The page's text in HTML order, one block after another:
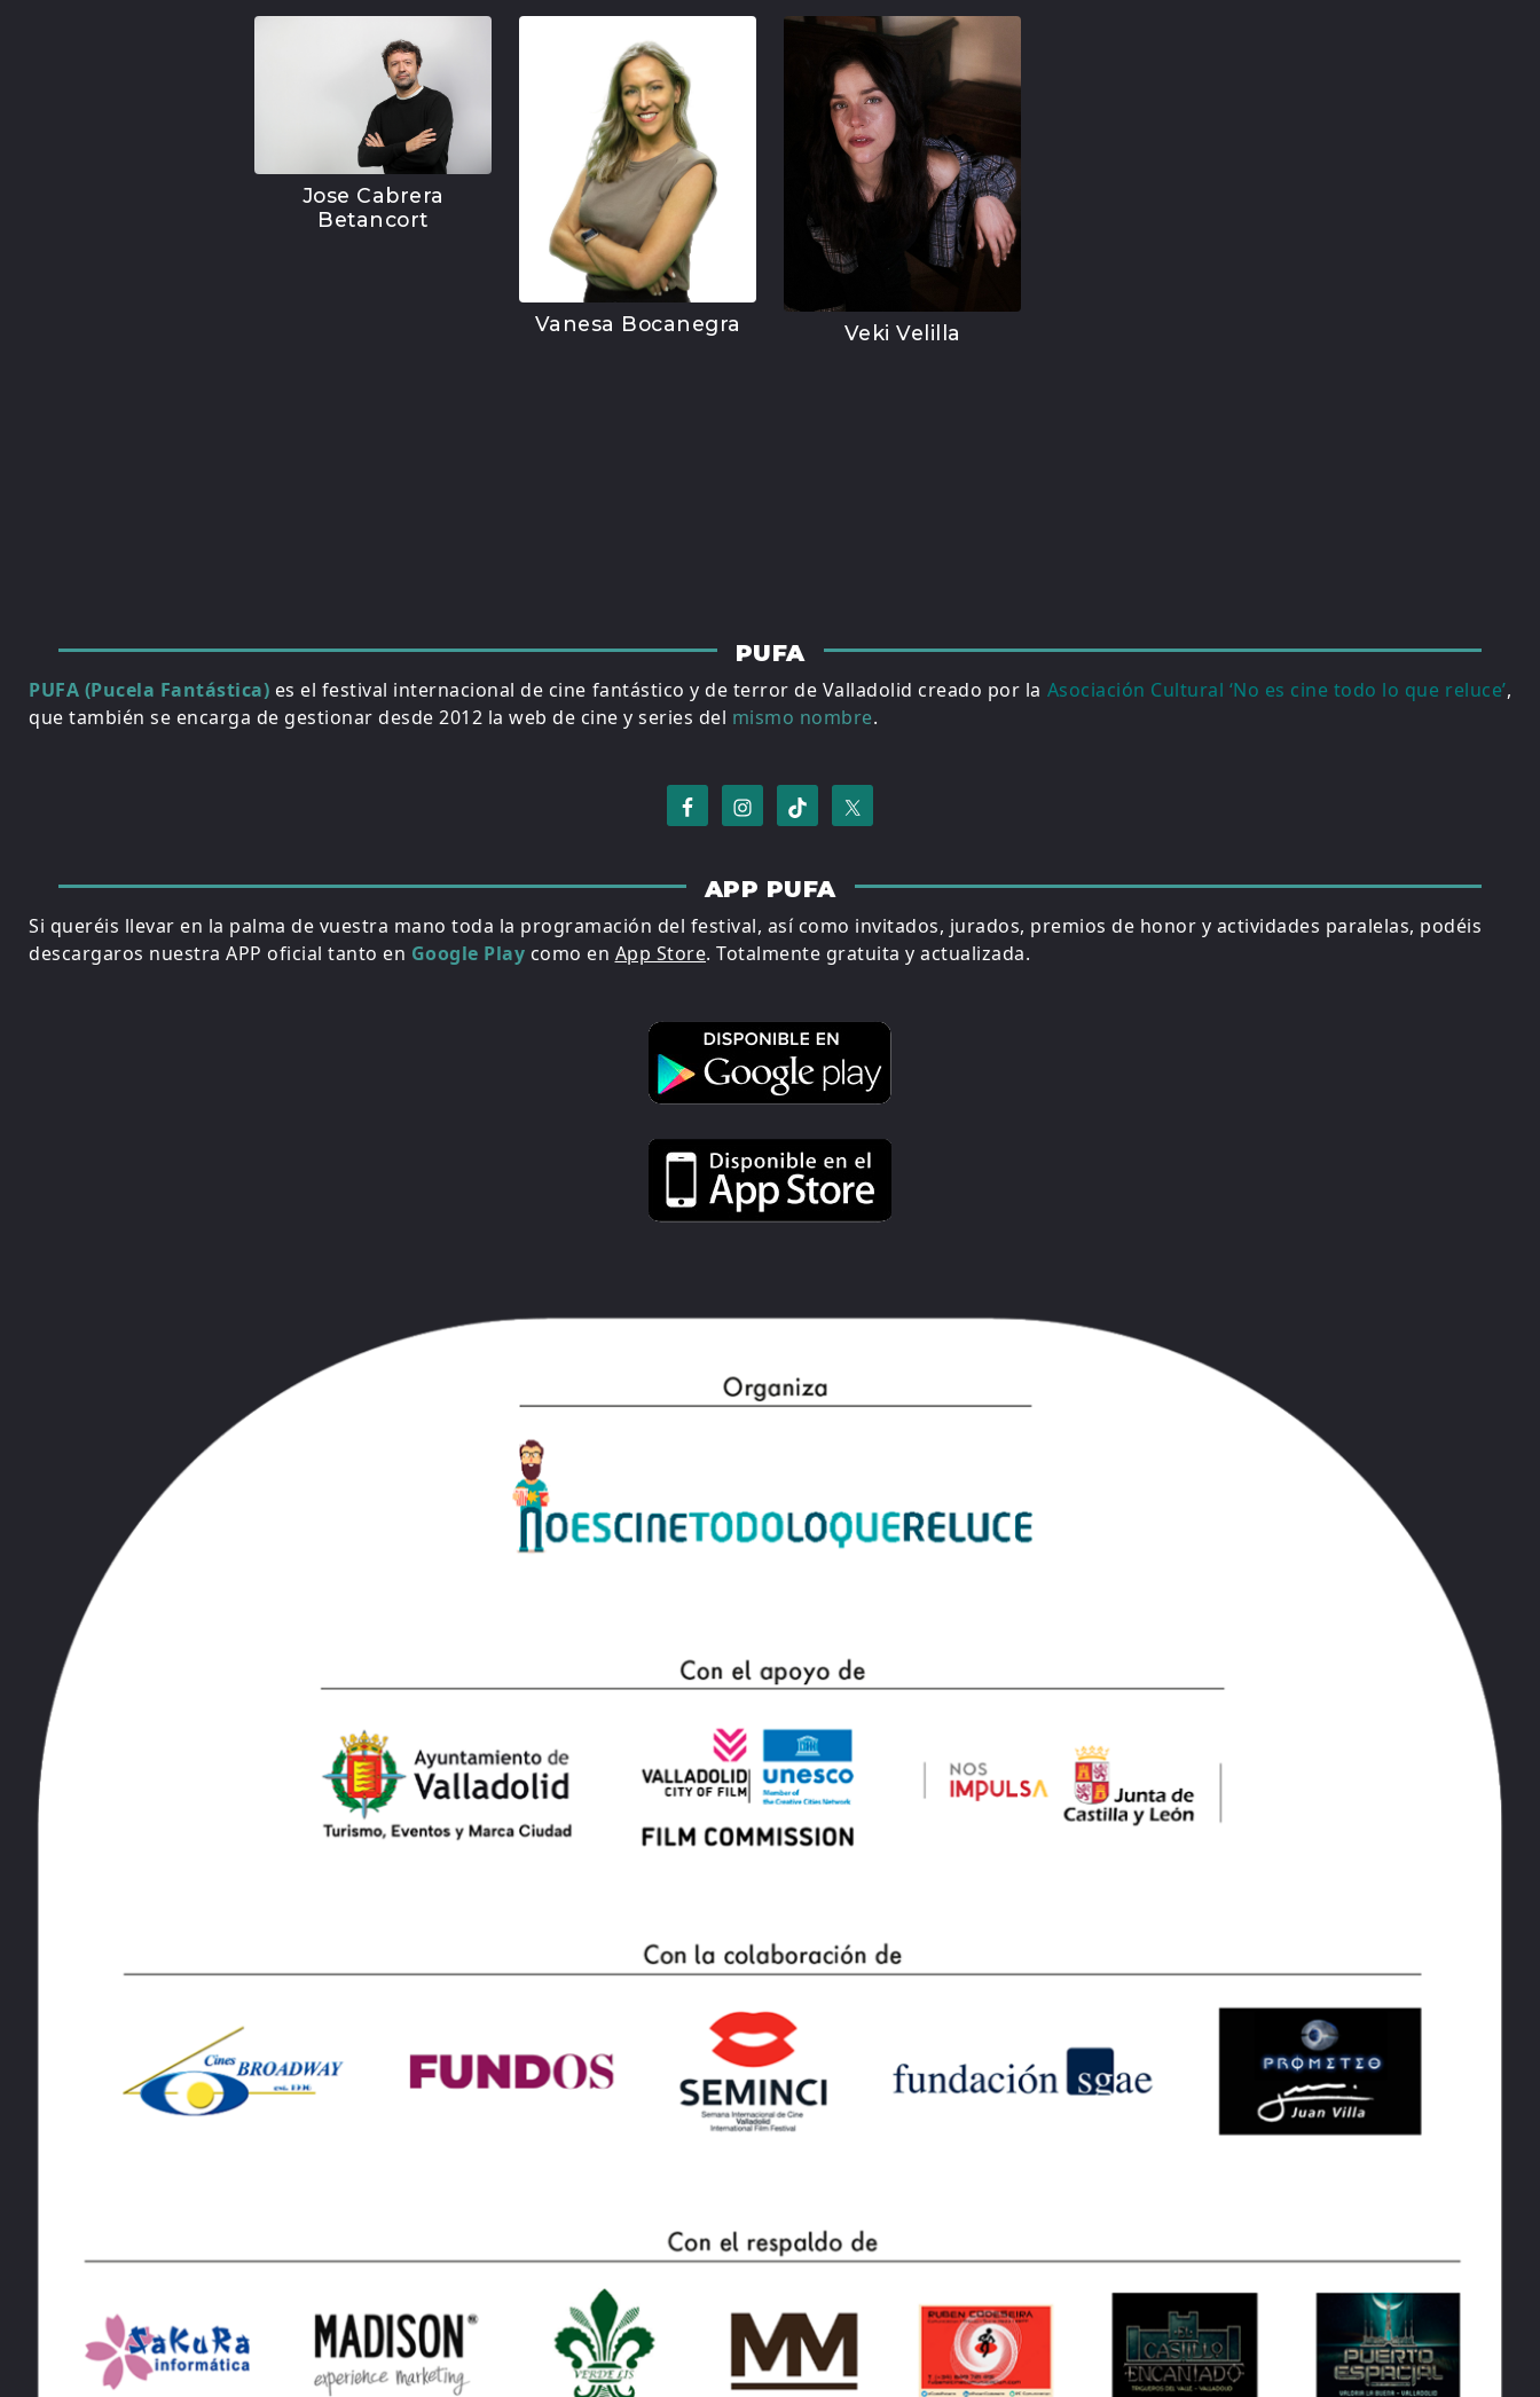
Jose Cabrera
Betancort
Vanesa Bocanegra Veki Velilla
PUFA
PUFA (Pucela Fantástica) es el festival internacional de cine fantástico y de terror de Valladolid creado por la Asociación Cultural ‘No es cine todo lo que reluce’,
que también se encarga de gestionar desde 2012 la web de cine y series del mismo nombre.
APP PUFA
Si queréis llevar en la palma de vuestra mano toda la programación del festival, así como invitados, jurados, premios de honor y actividades paralelas, podéis
descargaros nuestra APP oficial tanto en Google Play como en App Store. Totalmente gratuita y actualizada.